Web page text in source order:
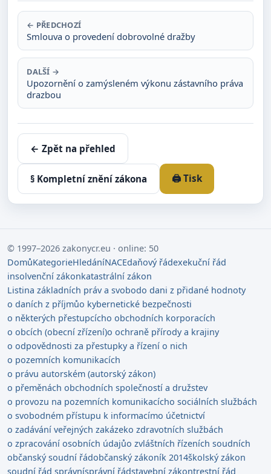
← PŘEDCHOZÍ
Smlouva o provedení dobrovolné dražby
DALŠÍ →
Upozornění o zamýsleném výkonu zástavního práva
drazbou
← Zpět na přehled
§ Kompletní znění zákona 🖨️ Tisk
© 1997–2026 zakonycr.eu · online: 50
DomůKategorieHledáníNACEdaňový řádexekuční řád
insolvenční zákonkatastrální zákon
Listina základních práv a svobodo dani z přidané hodnoty
o daních z příjmůo kybernetické bezpečnosti
o některých přestupcícho obchodních korporacích
o obcích (obecní zřízení)o ochraně přírody a krajiny
o odpovědnosti za přestupky a řízení o nich
o pozemních komunikacích
o právu autorském (autorský zákon)
o přeměnách obchodních společností a družstev
o provozu na pozemních komunikacícho sociálních službách
o svobodném přístupu k informacímo účetnictví
o zadávání veřejných zakázeko zdravotních službách
o zpracování osobních údajůo zvláštních řízeních soudních
občanský soudní řádobčanský zákoník 2014školský zákon
soudní řád správnísprávní řádstavební zákontrestní řád